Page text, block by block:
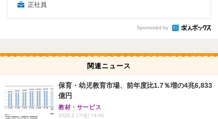
正社員
Sponsored by
関連ニュース
保育・幼児教育市場、前年度比1.7％増の4兆6,833
億円
教材・サービス
2023.2.17(金) 14:45